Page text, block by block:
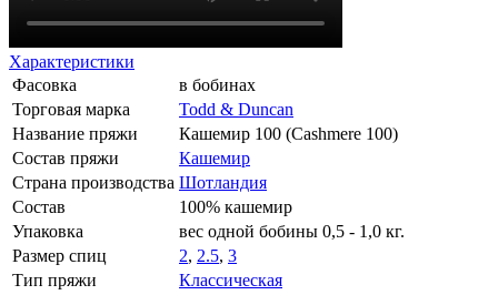
Характеристики
Фасовка
в бобинах
Торговая марка
Todd & Duncan
Название пряжи
Кашемир 100 (Cashmere 100)
Состав пряжи
Кашемир
Страна производства Шотландия
Состав
100% кашемир
Упаковка
вес одной бобины 0,5 - 1,0 кг.
Размер спиц
2, 2.5, 3
Тип пряжи
Классическая